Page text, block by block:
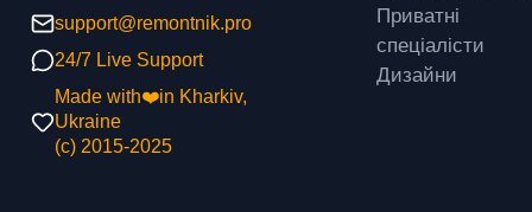
support@remontnik.pro
24/7 Live Support
Made with❤️in Kharkiv,
Ukraine
(с) 2015-2025
Приватні
спеціалісти
Дизайни